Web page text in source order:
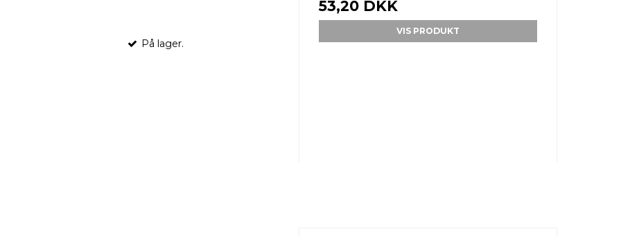
På lager.
53,20 DKK
VIS PRODUKT